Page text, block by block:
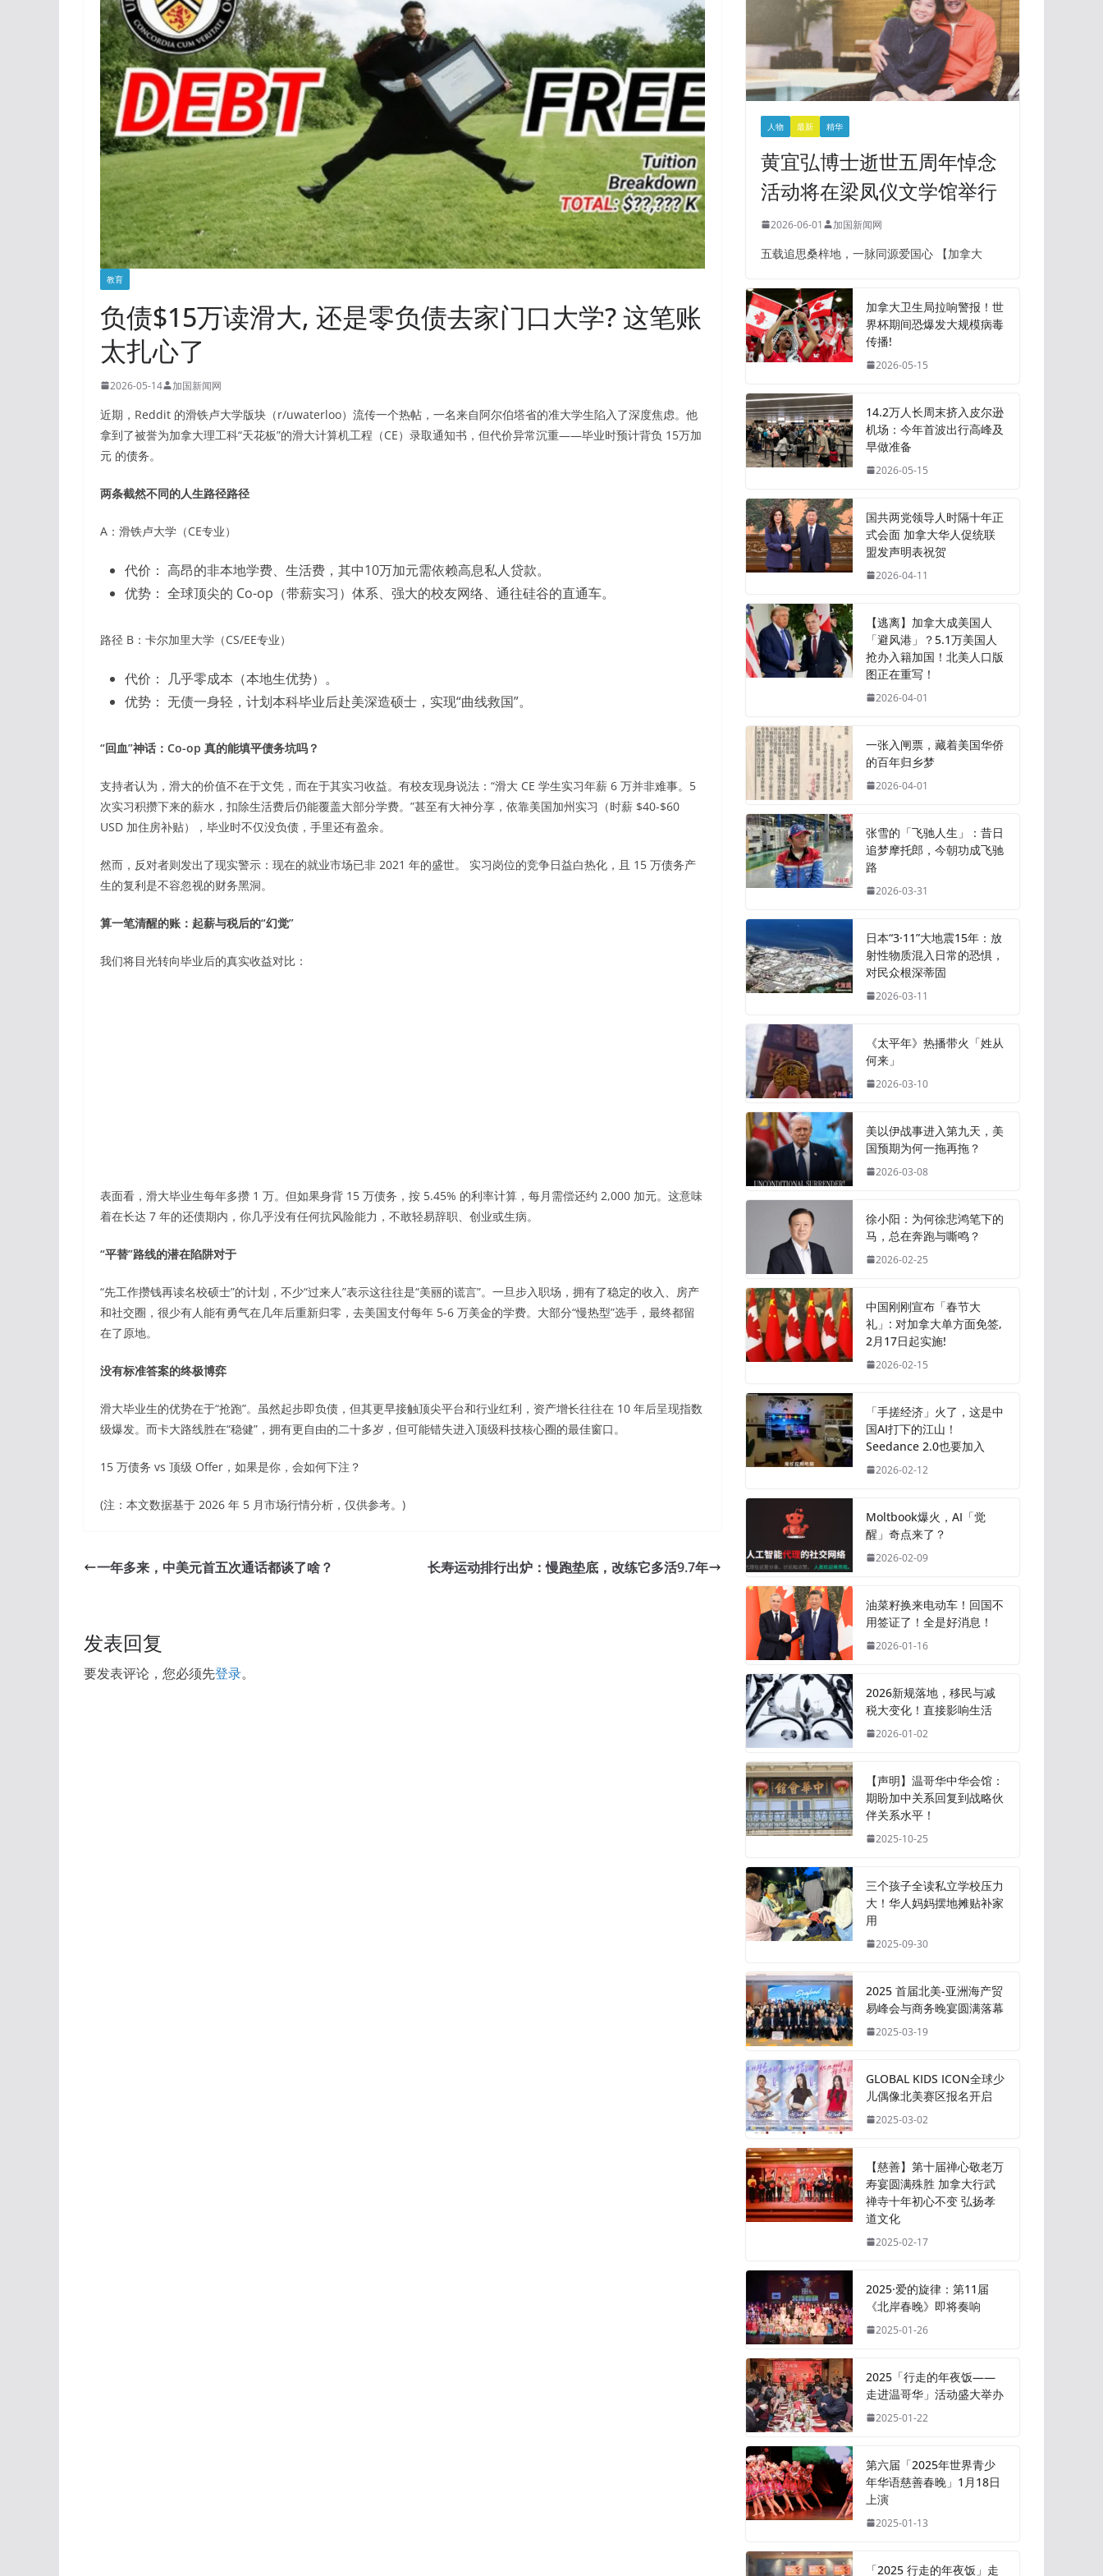
教育
负债$15万读滑大, 还是零负债去家门口大学? 这笔账
太扎心了
2026-05-14 加国新闻网
近期，Reddit 的滑铁卢大学版块（r/uwaterloo）流传一个热帖，一名来自阿尔伯塔省的准大学生陷入了深度焦虑。他
拿到了被誉为加拿大理工科“天花板”的滑大计算机工程（CE）录取通知书，但代价异常沉重——毕业时预计背负 15万加
元 的债务。
两条截然不同的人生路径路径
A：滑铁卢大学（CE专业）
代价： 高昂的非本地学费、生活费，其中10万加元需依赖高息私人贷款。
优势： 全球顶尖的 Co-op（带薪实习）体系、强大的校友网络、通往硅谷的直通车。
路径 B：卡尔加里大学（CS/EE专业）
代价： 几乎零成本（本地生优势）。
优势： 无债一身轻，计划本科毕业后赴美深造硕士，实现“曲线救国”。
“回血”神话：Co-op 真的能填平债务坑吗？
支持者认为，滑大的价值不在于文凭，而在于其实习收益。有校友现身说法：“滑大 CE 学生实习年薪 6 万并非难事。5
次实习积攒下来的薪水，扣除生活费后仍能覆盖大部分学费。”甚至有大神分享，依靠美国加州实习（时薪 $40-$60
USD 加住房补贴），毕业时不仅没负债，手里还有盈余。
然而，反对者则发出了现实警示：现在的就业市场已非 2021 年的盛世。 实习岗位的竞争日益白热化，且 15 万债务产
生的复利是不容忽视的财务黑洞。
算一笔清醒的账：起薪与税后的“幻觉”
我们将目光转向毕业后的真实收益对比：
表面看，滑大毕业生每年多攒 1 万。但如果身背 15 万债务，按 5.45% 的利率计算，每月需偿还约 2,000 加元。这意味
着在长达 7 年的还债期内，你几乎没有任何抗风险能力，不敢轻易辞职、创业或生病。
“平替”路线的潜在陷阱对于
“先工作攒钱再读名校硕士”的计划，不少“过来人”表示这往往是“美丽的谎言”。一旦步入职场，拥有了稳定的收入、房产
和社交圈，很少有人能有勇气在几年后重新归零，去美国支付每年 5-6 万美金的学费。大部分“慢热型”选手，最终都留
在了原地。
没有标准答案的终极博弈
滑大毕业生的优势在于“抢跑”。虽然起步即负债，但其更早接触顶尖平台和行业红利，资产增长往往在 10 年后呈现指数
级爆发。而卡大路线胜在“稳健”，拥有更自由的二十多岁，但可能错失进入顶级科技核心圈的最佳窗口。
15 万债务 vs 顶级 Offer，如果是你，会如何下注？
(注：本文数据基于 2026 年 5 月市场行情分析，仅供参考。)
一年多来，中美元首五次通话都谈了啥？ 长寿运动排行出炉：慢跑垫底，改练它多活9.7年
发表回复
要发表评论，您必须先登录。
人物 最新 精华
黄宜弘博士逝世五周年悼念
活动将在梁凤仪文学馆举行
2026-06-01 加国新闻网
五载追思桑梓地，一脉同源爱国心 【加拿大
加拿大卫生局拉响警报！世
界杯期间恐爆发大规模病毒
传播!
2026-05-15
14.2万人长周末挤入皮尔逊
机场：今年首波出行高峰及
早做准备
2026-05-15
国共两党领导人时隔十年正
式会面 加拿大华人促统联
盟发声明表祝贺
2026-04-11
【逃离】加拿大成美国人
「避风港」？5.1万美国人
抢办入籍加国！北美人口版
图正在重写！
2026-04-01
一张入闸票，藏着美国华侨
的百年归乡梦
2026-04-01
张雪的「飞驰人生」：昔日
追梦摩托郎，今朝功成飞驰
路
2026-03-31
日本“3·11”大地震15年：放
射性物质混入日常的恐惧，
对民众根深蒂固
2026-03-11
《太平年》热播带火「姓从
何来」
2026-03-10
美以伊战事进入第九天，美
国预期为何一拖再拖？
2026-03-08
徐小阳：为何徐悲鸿笔下的
马，总在奔跑与嘶鸣？
2026-02-25
中国刚刚宣布「春节大
礼」: 对加拿大单方面免签,
2月17日起实施!
2026-02-15
「手搓经济」火了，这是中
国AI打下的江山！
Seedance 2.0也要加入
2026-02-12
Moltbook爆火，AI「觉
醒」奇点来了？
2026-02-09
油菜籽换来电动车！回国不
用签证了！全是好消息！
2026-01-16
2026新规落地，移民与减
税大变化！直接影响生活
2026-01-02
【声明】温哥华中华会馆：
期盼加中关系回复到战略伙
伴关系水平！
2025-10-25
三个孩子全读私立学校压力
大！华人妈妈摆地摊贴补家
用
2025-09-30
2025 首届北美-亚洲海产贸
易峰会与商务晚宴圆满落幕
2025-03-19
GLOBAL KIDS ICON全球少
儿偶像北美赛区报名开启
2025-03-02
【慈善】第十届禅心敬老万
寿宴圆满殊胜 加拿大行武
禅寺十年初心不变 弘扬孝
道文化
2025-02-17
2025·爱的旋律：第11届
《北岸春晚》即将奏响
2025-01-26
2025「行走的年夜饭——
走进温哥华」活动盛大举办
2025-01-22
第六届「2025年世界青少
年华语慈善春晚」1月18日
上演
2025-01-13
「2025 行走的年夜饭」走